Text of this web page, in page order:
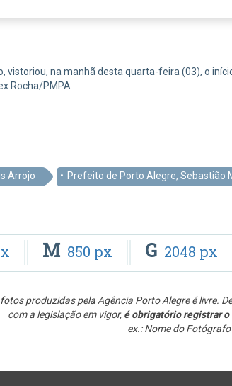
vistoriou, na manhã desta quarta-feira (03), o
Rocha/PMPA
Arrojo
Prefeito de Porto Alegre, Sebastião
M 850 px G 2048 px
produzidas pela Agência Porto Alegre é livre.
com a legislação em vigor, é obrigatório registrar
ex.: Nome do